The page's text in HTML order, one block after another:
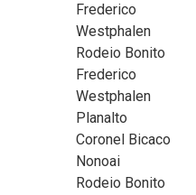
Frederico
Westphalen
Rodeio Bonito
Frederico
Westphalen
Planalto
Coronel Bicaco
Nonoai
Rodeio Bonito